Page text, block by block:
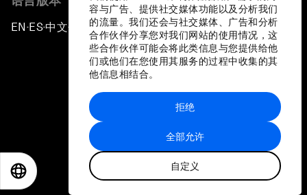
容与广告、提供社交媒体功能以及分析我们
的流量。我们还会与社交媒体、广告和分析
合作伙伴分享您对我们网站的使用情况，这
些合作伙伴可能会将此类信息与您提供给他
们或他们在您使用其服务的过程中收集的其
他信息相结合。
全部允许
自定义
拒绝
EN ▪ES▪中文▪ 日本語
站点地图
世界经济论坛